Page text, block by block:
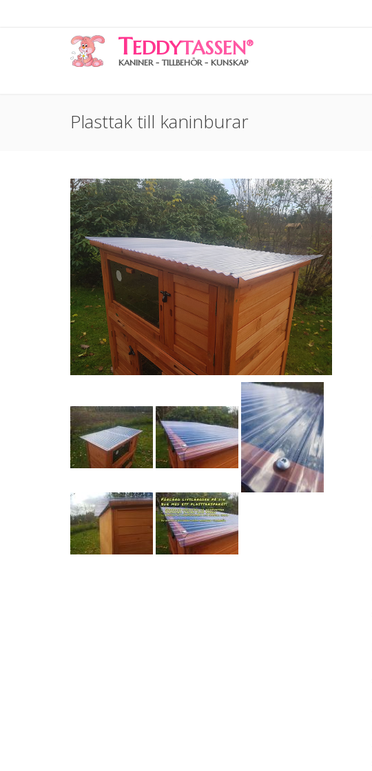
TEDDYTASSEN®
KANINER - TILLBEHÖR - KUNSKAP
Plasttak till kaninburar